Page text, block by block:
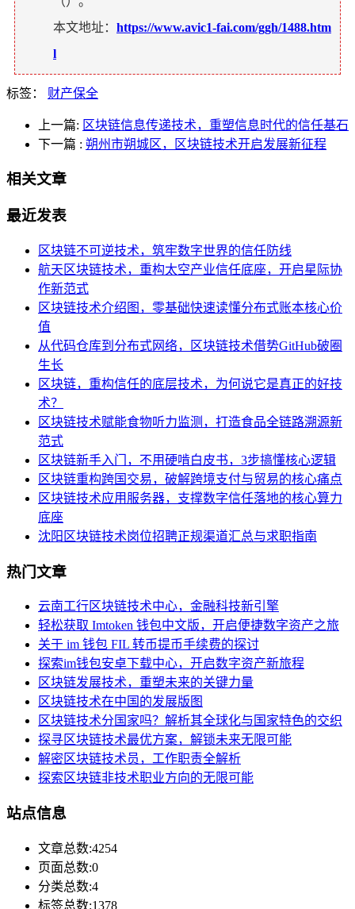
本文地址： https://www.avic1-fai.com/ggh/1488.htm
l
标签： 财产保全
上一篇: 区块链信息传递技术，重塑信息时代的信任基石
下一篇 : 朔州市朔城区，区块链技术开启发展新征程
相关文章
最近发表
区块链不可逆技术，筑牢数字世界的信任防线
航天区块链技术，重构太空产业信任底座，开启星际协
作新范式
区块链技术介绍图，零基础快速读懂分布式账本核心价
值
从代码仓库到分布式网络，区块链技术借势GitHub破圈
生长
区块链，重构信任的底层技术，为何说它是真正的好技
术？
区块链技术赋能食物听力监测，打造食品全链路溯源新
范式
区块链新手入门，不用硬啃白皮书，3步搞懂核心逻辑
区块链重构跨国交易，破解跨境支付与贸易的核心痛点
区块链技术应用服务器，支撑数字信任落地的核心算力
底座
沈阳区块链技术岗位招聘正规渠道汇总与求职指南
热门文章
云南工行区块链技术中心，金融科技新引擎
轻松获取 Imtoken 钱包中文版，开启便捷数字资产之旅
关于 im 钱包 FIL 转币提币手续费的探讨
探索im钱包安卓下载中心，开启数字资产新旅程
区块链发展技术，重塑未来的关键力量
区块链技术在中国的发展版图
区块链技术分国家吗？解析其全球化与国家特色的交织
探寻区块链技术最优方案，解锁未来无限可能
解密区块链技术员，工作职责全解析
探索区块链非技术职业方向的无限可能
站点信息
文章总数:4254
页面总数:0
分类总数:4
标签总数:1378